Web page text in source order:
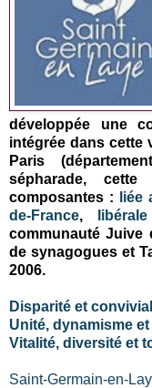
développée une
intégrée dans cette
Paris
sépharade,
composantes :
liée
de-France, libérale
communauté Juive
de synagogues et
2006.
Disparité et
Unité, dynamisme
Vitalité, diversité et
Saint-Germain-en-